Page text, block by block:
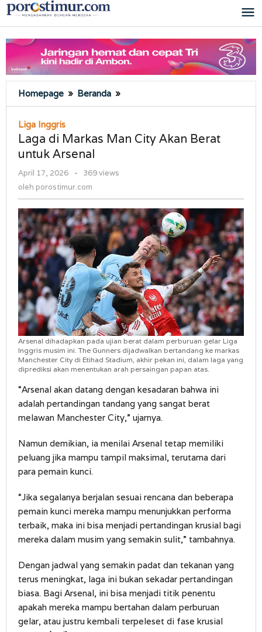
Lewati
ke
Homepage » Beranda »
di
Man
City
Arsenal
Liga Inggris
Laga di Markas Man City Akan Berat
untuk Arsenal
April 17, 2026
oleh
-
369 views
oleh porostimur.com
Arsenal dihadapkan pada ujian berat dalam perburuan gelar Liga
Inggris musim ini. The Gunners dijadwalkan bertandang ke markas
Manchester City di Etihad Stadium, akhir pekan ini, dalam laga yang
diprediksi akan menentukan arah persaingan papan atas.
“Arsenal akan datang dengan kesadaran bahwa ini
adalah pertandingan tandang yang sangat berat
melawan Manchester City,” ujarnya.
Namun demikian, ia menilai Arsenal tetap memiliki
peluang jika mampu tampil maksimal, terutama dari
para pemain kunci.
“Jika segalanya berjalan sesuai rencana dan beberapa
pemain kunci mereka mampu menunjukkan performa
terbaik, maka ini bisa menjadi pertandingan krusial bagi
mereka dalam musim yang semakin sulit,” tambahnya.
Dengan jadwal yang semakin padat dan tekanan yang
terus meningkat, laga ini bukan sekadar pertandingan
biasa. Bagi Arsenal, ini bisa menjadi titik penentu
apakah mereka mampu bertahan dalam perburuan
gelar, atau justru kembali terpeleset di fase krusial